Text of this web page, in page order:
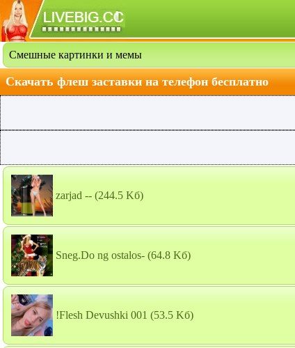
Смешные картинки и мемы
Скачать флеш заставки на телефон бесплатно
zarjad -- (244.5 Kб)
Sneg.Do ng ostalos- (64.8 Kб)
!Flesh Devushki 001 (53.5 Kб)